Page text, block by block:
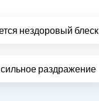
нездоровый блеск
сильное раздражение